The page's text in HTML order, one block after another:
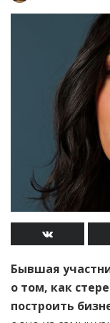
Бывшая
о том, как
построить